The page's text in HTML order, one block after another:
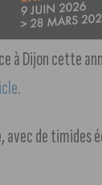
à Dijon cette
.
, avec de timides